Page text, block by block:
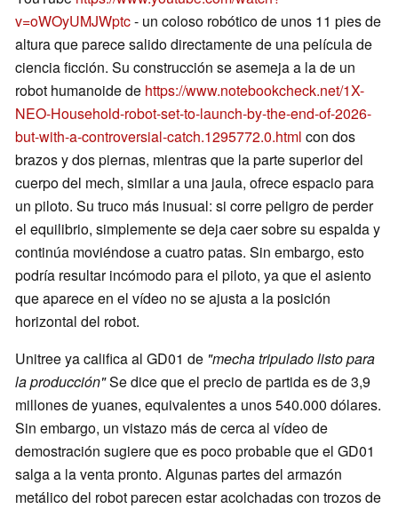
v=oWOyUMJWptc- un coloso robótico de unos 11 pies de
altura que parece salido directamente de una película de
ciencia ficción. Su construcción se asemeja a la de un
robot humanoide de https://www.notebookcheck.net/1X-
NEO-Household-robot-set-to-launch-by-the-end-of-2026-
but-with-a-controversial-catch.1295772.0.html con dos
brazos y dos piernas, mientras que la parte superior del
cuerpo del mech, similar a una jaula, ofrece espacio para
un piloto. Su truco más inusual: si corre peligro de perder
el equilibrio, simplemente se deja caer sobre su espalda y
continúa moviéndose a cuatro patas. Sin embargo, esto
podría resultar incómodo para el piloto, ya que el asiento
que aparece en el vídeo no se ajusta a la posición
horizontal del robot.
Unitree ya califica al GD01 de "mecha tripulado listo para
la producción"Se dice que el precio de partida es de 3,9
millones de yuanes, equivalentes a unos 540.000 dólares.
Sin embargo, un vistazo más de cerca al vídeo de
demostración sugiere que es poco probable que el GD01
salga a la venta pronto. Algunas partes del armazón
metálico del robot parecen estar acolchadas con trozos de